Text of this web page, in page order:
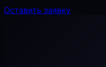
Оставить заявку